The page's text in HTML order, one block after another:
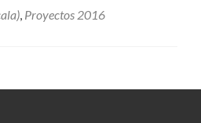
, Proyectos 2016